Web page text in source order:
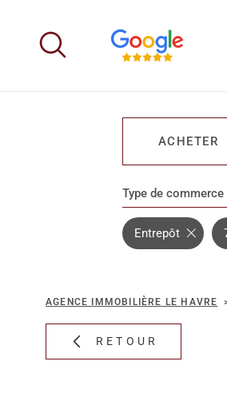
contenu
ACHETER
DE L'IMMO
Type de commerce
Entrepôt
AGENCE IMMOBILIÈRE LE HAVRE
RETOUR